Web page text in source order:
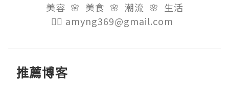
美容  🌸  美食  🌸  潮流  🌸  生活
👉🏻 amyng369@gmail.com
推薦博客